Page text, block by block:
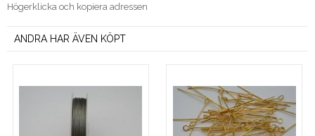
Högerklicka och kopiera adressen
ANDRA HAR ÄVEN KÖPT